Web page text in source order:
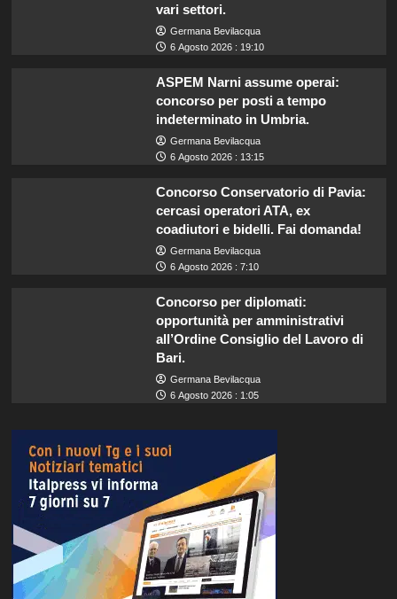
vari settori.
Germana Bevilacqua
6 Agosto 2026 : 19:10
ASPEM Narni assume operai:
concorso per posti a tempo
indeterminato in Umbria.
Germana Bevilacqua
6 Agosto 2026 : 13:15
Concorso Conservatorio di Pavia:
cercasi operatori ATA, ex
coadiutori e bidelli. Fai domanda!
Germana Bevilacqua
6 Agosto 2026 : 7:10
Concorso per diplomati:
opportunità per amministrativi
all’Ordine Consiglio del Lavoro di
Bari.
Germana Bevilacqua
6 Agosto 2026 : 1:05